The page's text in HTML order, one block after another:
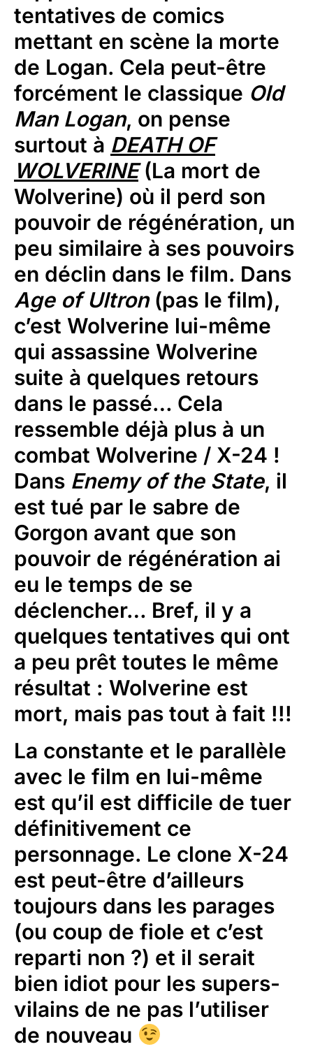
tentatives de comics
mettant en scène la morte
de Logan. Cela peut-être
forcément le classique Old
Man Logan, on pense
surtout à DEATH OF
WOLVERINE(La mort de
Wolverine) où il perd son
pouvoir de régénération, un
peu similaire à ses pouvoirs
en déclin dans le film. Dans
Age of Ultron (pas le film),
c’est Wolverine lui-même
qui assassine Wolverine
suite à quelques retours
dans le passé… Cela
ressemble déjà plus à un
combat Wolverine / X-24 !
Dans Enemy of the State, il
est tué par le sabre de
Gorgon avant que son
pouvoir de régénération ai
eu le temps de se
déclencher… Bref, il y a
quelques tentatives qui ont
a peu prêt toutes le même
résultat : Wolverine est
mort, mais pas tout à fait !!!
La constante et le parallèle
avec le film en lui-même
est qu’il est difficile de tuer
définitivement ce
personnage. Le clone X-24
est peut-être d’ailleurs
toujours dans les parages
(ou coup de fiole et c’est
reparti non ?) et il serait
bien idiot pour les supers-
vilains de ne pas l’utiliser
de nouveau